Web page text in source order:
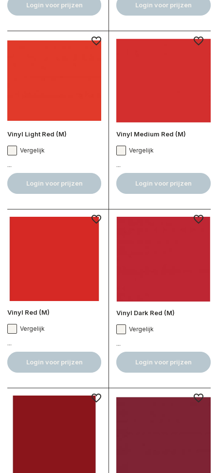
Login voor prijzen Login voor prijzen
Vinyl Light Red (M)
Vergelijk
...
Login voor prijzen
Vinyl Medium Red (M)
Vergelijk
...
Login voor prijzen
Vinyl Red (M)
Vergelijk
...
Login voor prijzen
Vinyl Dark Red (M)
Vergelijk
...
Login voor prijzen